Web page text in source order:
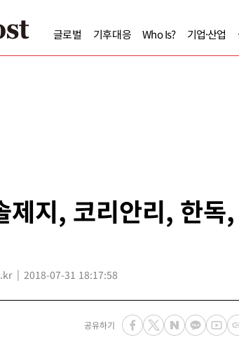
글로벌 기후대응 Who Is? 기업·산업
제지, 코리안리, 한독
2018-07-31 18:17:58
공유하기